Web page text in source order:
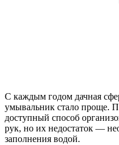
С каждым годом дачная
умывальник стало проще.
доступный способ
рук, но их недостаток —
заполнения водой.